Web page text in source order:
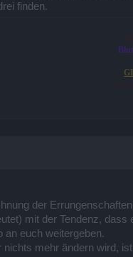
finden.
der
mit der Tendenz,
an euch weitergeben.
mehr ändern wird,